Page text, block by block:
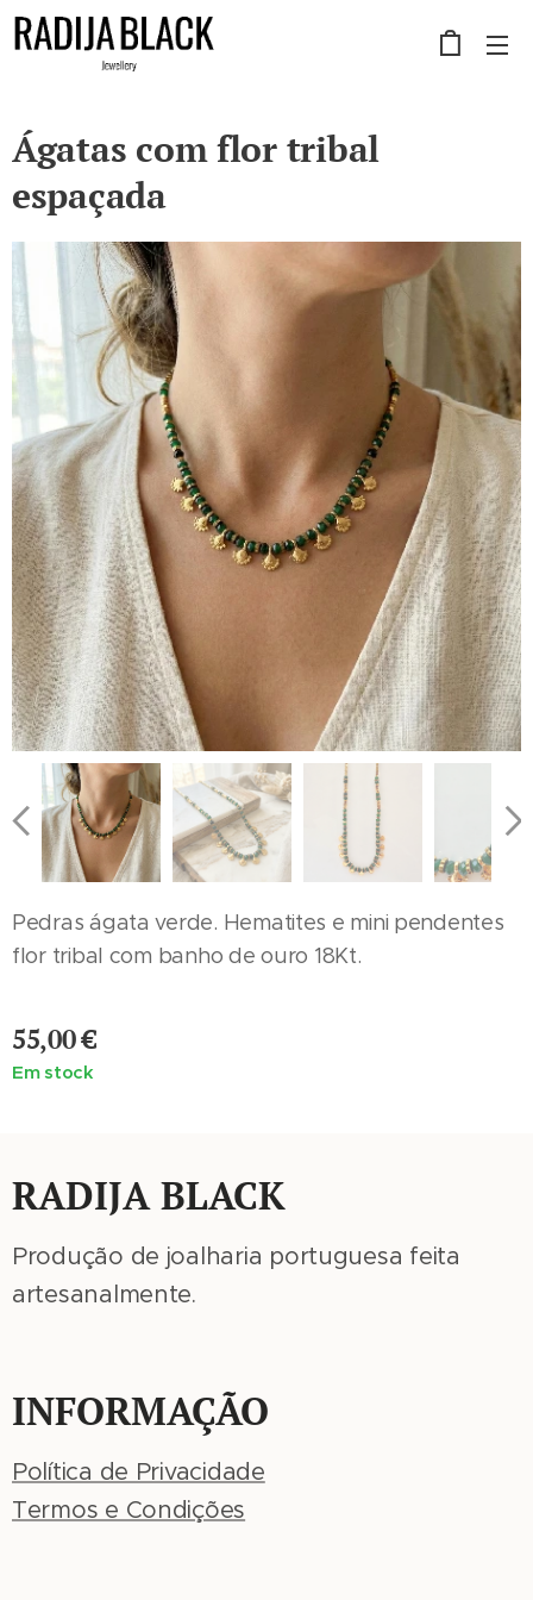
Ágatas com flor tribal
espaçada
Pedras ágata verde. Hematites e mini pendentes
flor tribal com banho de ouro 18Kt.
55,00€
Em stock
RADIJA BLACK
Produção de joalharia portuguesa feita
artesanalmente.
INFORMAÇÃO
Política de Privacidade
Termos e Condições